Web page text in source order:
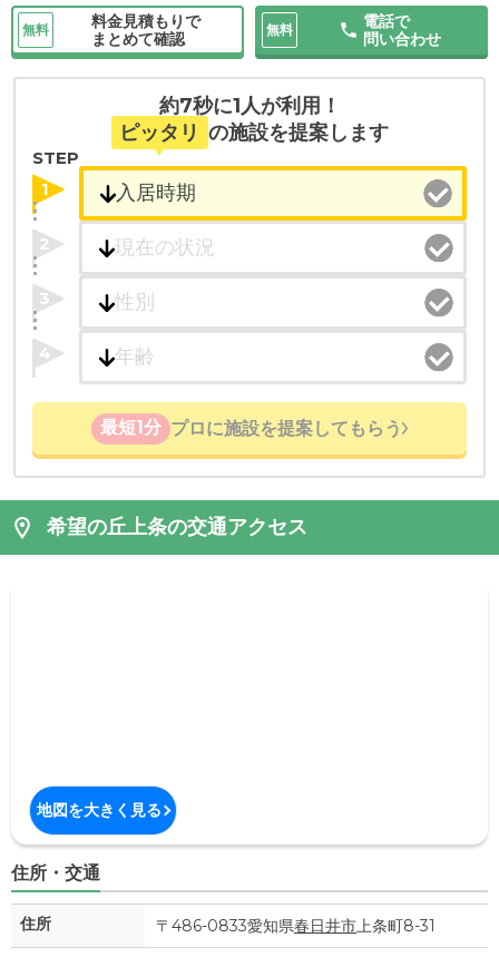
無料
料金見積もりで
まとめて確認
無料
電話で
問い合わせ
約7秒に1人が利用！
ピッタリ の施設を提案します
STEP
1
2
3
4
最短1分 プロに施設を提案してもらう
希望の丘上条の交通アクセス
地図を大きく見る
住所・交通
住所 〒486-0833愛知県春日井市上条町8-31